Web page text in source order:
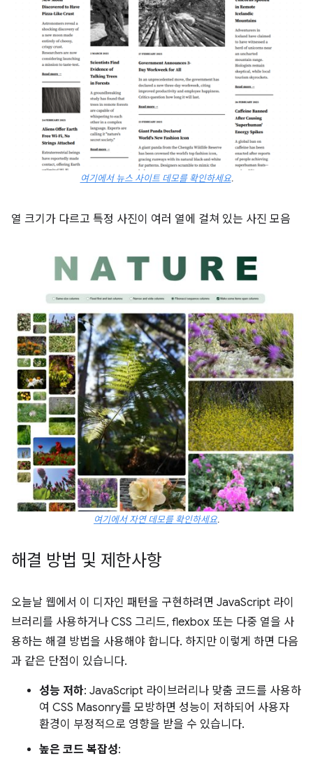
여기에서 뉴스 사이트 데모를 확인하세요.
열 크기가 다르고 특정 사진이 여러 열에 걸쳐 있는 사진 모음
여기에서 자연 데모를 확인하세요.
해결 방법 및 제한사항
오늘날 웹에서 이 디자인 패턴을 구현하려면 JavaScript 라이
브러리를 사용하거나 CSS 그리드, flexbox 또는 다중 열을 사
용하는 해결 방법을 사용해야 합니다. 하지만 이렇게 하면 다음
과 같은 단점이 있습니다.
성능 저하: JavaScript 라이브러리나 맞춤 코드를 사용하
여 CSS Masonry를 모방하면 성능이 저하되어 사용자
환경이 부정적으로 영향을 받을 수 있습니다.
높은 코드 복잡성: